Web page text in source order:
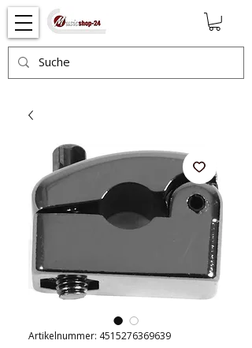
Artikelnummer: 4515276369639